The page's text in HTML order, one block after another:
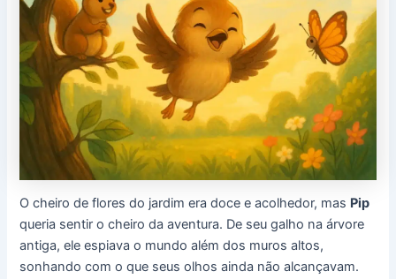
O cheiro de flores do jardim era doce e acolhedor, mas Pip
queria sentir o cheiro da aventura. De seu galho na árvore
antiga, ele espiava o mundo além dos muros altos,
sonhando com o que seus olhos ainda não alcançavam.